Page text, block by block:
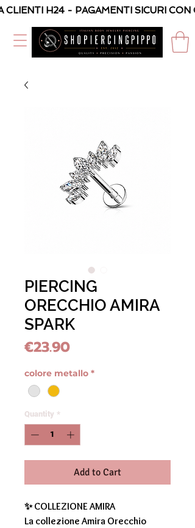
H24 - PAGAMENTI SICURI
PIERCING
ORECCHIO AMIRA
SPARK
€23.90Price
colore metallo *
Quantity *
Add to Cart
✨COLLEZIONE AMIRA
La collezione Amira Orecchio